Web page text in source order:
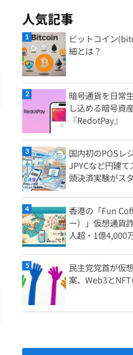
人気記事
ビットコイン
細とは？
暗号通貨を日常
し込める暗号資
『RedotPay』
国内初のPOSレ
JPYCなど円建
頭決済実験がス
香港の「Fun
ー）」仮想通貨
人超・1億4,000
民主党党首が仮
案、Web3と